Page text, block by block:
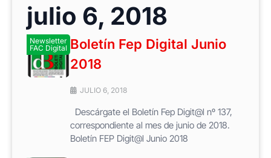
julio 6, 2018
Newsletter
FAC Digital Boletín Fep Digital Junio
2018
JULIO 6, 2018
Descárgate el Boletín Fep Digit@l nº 137,
correspondiente al mes de junio de 2018.
Boletín FEP Digit@l Junio 2018